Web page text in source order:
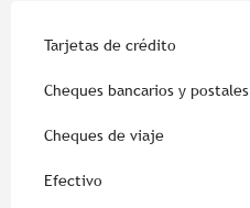
Tarjetas de crédito
Cheques bancarios y postales
Cheques de viaje
Efectivo